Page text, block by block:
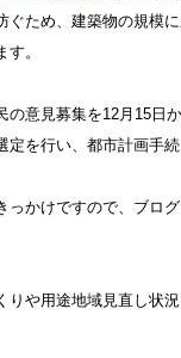
ため、建築物の規模
。
意見募集を12月15日
を行い、都市計画手続
かけですので、ブロ
や用途地域見直し状